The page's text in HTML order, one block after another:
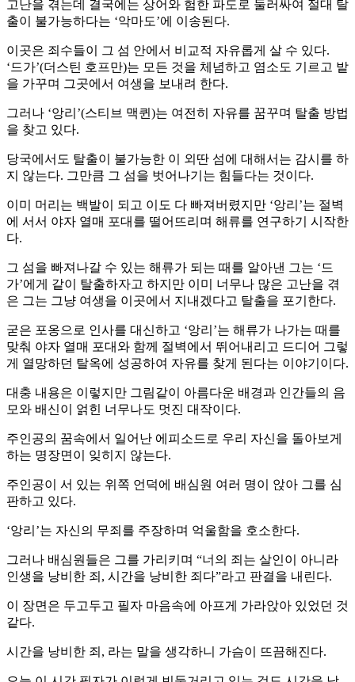
고난을 겪는데 결국에는 상어와 험한 파도로 둘러싸여 절대 탈
출이 불가능하다는 ‘악마도’에 이송된다.
이곳은 죄수들이 그 섬 안에서 비교적 자유롭게 살 수 있다.
‘드가’(더스틴 호프만)는 모든 것을 체념하고 염소도 기르고 밭
을 가꾸며 그곳에서 여생을 보내려 한다.
그러나 ‘앙리’(스티브 맥퀸)는 여전히 자유를 꿈꾸며 탈출 방법
을 찾고 있다.
당국에서도 탈출이 불가능한 이 외딴 섬에 대해서는 감시를 하
지 않는다. 그만큼 그 섬을 벗어나기는 힘들다는 것이다.
이미 머리는 백발이 되고 이도 다 빠져버렸지만 ‘앙리’는 절벽
에 서서 야자 열매 포대를 떨어뜨리며 해류를 연구하기 시작한
다.
그 섬을 빠져나갈 수 있는 해류가 되는 때를 알아낸 그는 ‘드
가’에게 같이 탈출하자고 하지만 이미 너무나 많은 고난을 겪
은 그는 그냥 여생을 이곳에서 지내겠다고 탈출을 포기한다.
굳은 포옹으로 인사를 대신하고 ‘앙리’는 해류가 나가는 때를
맞춰 야자 열매 포대와 함께 절벽에서 뛰어내리고 드디어 그렇
게 열망하던 탈옥에 성공하여 자유를 찾게 된다는 이야기이다.
대충 내용은 이렇지만 그림같이 아름다운 배경과 인간들의 음
모와 배신이 얽힌 너무나도 멋진 대작이다.
주인공의 꿈속에서 일어난 에피소드로 우리 자신을 돌아보게
하는 명장면이 잊히지 않는다.
주인공이 서 있는 위쪽 언덕에 배심원 여러 명이 앉아 그를 심
판하고 있다.
‘앙리’는 자신의 무죄를 주장하며 억울함을 호소한다.
그러나 배심원들은 그를 가리키며 “너의 죄는 살인이 아니라
인생을 낭비한 죄, 시간을 낭비한 죄다”라고 판결을 내린다.
이 장면은 두고두고 필자 마음속에 아프게 가라앉아 있었던 것
같다.
시간을 낭비한 죄, 라는 말을 생각하니 가슴이 뜨끔해진다.